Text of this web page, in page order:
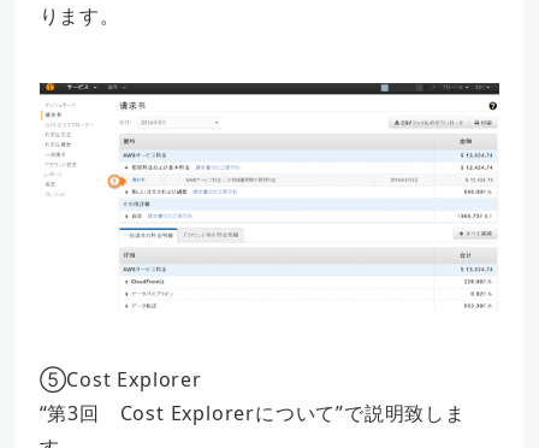
ります。
⑤Cost Explorer
“第3回 Cost Explorerについて”で説明致しま